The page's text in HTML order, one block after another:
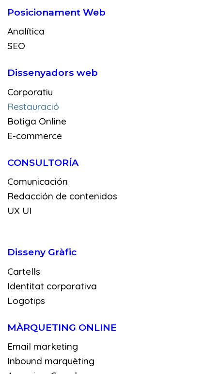
Posicionament Web
Analítica
SEO
Dissenyadors web
Corporatiu
Restauració
Botiga Online
E-commerce
CONSULTORÍA
Comunicación
Redacción de contenidos
UX UI
Disseny Gràfic
Cartells
Identitat corporativa
Logotips
MÀRQUETING ONLINE
Email marketing
Inbound marquèting